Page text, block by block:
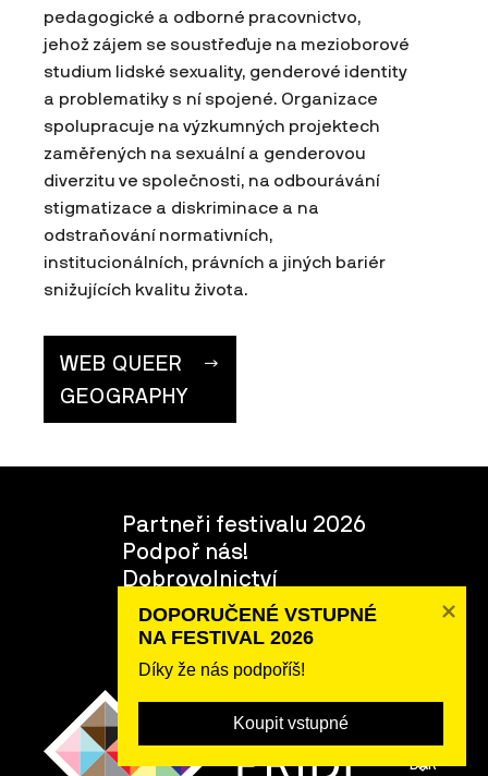
DAR
pedagogické a odborné pracovnictvo,
jehož zájem se soustřeďuje na mezioborové
studium lidské sexuality, genderové identity
a problematiky s ní spojené. Organizace
spolupracuje na výzkumných projektech
zaměřených na sexuální a genderovou
diverzitu ve společnosti, na odbourávání
stigmatizace a diskriminace a na
odstraňování normativních,
institucionálních, právních a jiných bariér
snižujících kvalitu života.
WEB QUEER
GEOGRAPHY
Partneři festivalu 2026
Podpoř nás!
Dobrovolnictví
O festivalu
Tým
DOPORUČENÉ VSTUPNÉ
NA FESTIVAL 2026
Díky že nás podpoříš!
Koupit vstupné